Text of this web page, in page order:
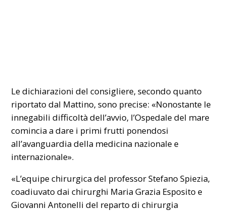
Le dichiarazioni del consigliere, secondo quanto
riportato dal Mattino, sono precise: «Nonostante le
innegabili difficoltà dell’avvio, l’Ospedale del mare
comincia a dare i primi frutti ponendosi
all’avanguardia della medicina nazionale e
internazionale».
«L’equipe chirurgica del professor Stefano Spiezia,
coadiuvato dai chirurghi Maria Grazia Esposito e
Giovanni Antonelli del reparto di chirurgia